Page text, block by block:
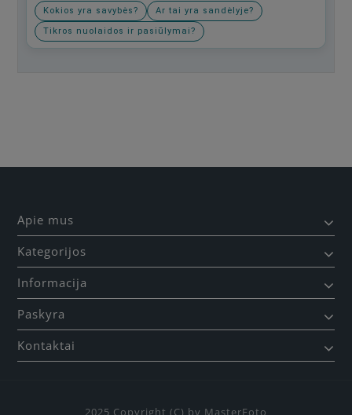
Kokios yra savybės?
Ar tai yra sandėlyje?
Tikros nuolaidos ir pasiūlymai?
Apie mus
Kategorijos
Informacija
Paskyra
Kontaktai
2025 Copyright (C) by MasterFoto